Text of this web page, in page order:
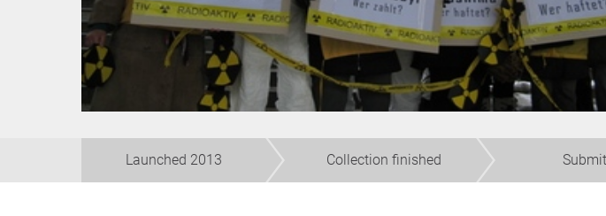
Launched 2013 Collection finished